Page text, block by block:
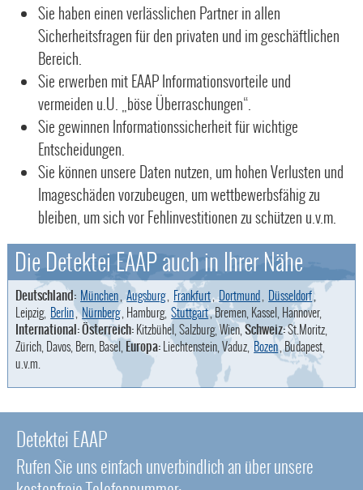
Sie haben einen verlässlichen Partner in allen
Sicherheitsfragen für den privaten und im geschäftlichen
Bereich.
Sie erwerben mit EAAP Informationsvorteile und
vermeiden u.U. „böse Überraschungen“.
Sie gewinnen Informationssicherheit für wichtige
Entscheidungen.
Sie können unsere Daten nutzen, um hohen Verlusten und
Imageschäden vorzubeugen, um wettbewerbsfähig zu
bleiben, um sich vor Fehlinvestitionen zu schützen u.v.m.
Die Detektei EAAP auch in Ihrer Nähe
Deutschland: München Augsburg Frankfurt,Dortmund Düsseldorf,
Leipzig, Berlin,Nürnberg , Hamburg, Stuttgart, Bremen, Kassel, Hannover,
International: Österreich:Kitzbühel, Salzburg, Wien,Schweiz:St.Moritz,
Zürich, Davos, Bern, Basel,Europa:Liechtenstein, Vaduz, Bozen, Budapest,
u.v.m.
Detektei EAAP
Rufen Sie uns einfach unverbindlich an über unsere